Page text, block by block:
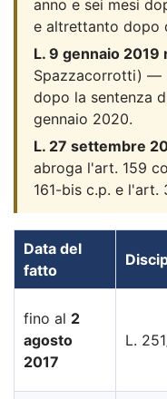
anno e sei mesi
e altrettanto dopo
L. 9 gennaio 2019
Spazzacorrotti) —
dopo la sentenza
gennaio 2020.
L. 27 settembre
abroga l'art. 159
161-bis c.p. e l'art.
Data del
fatto
fino al 2
agosto
2017
L.